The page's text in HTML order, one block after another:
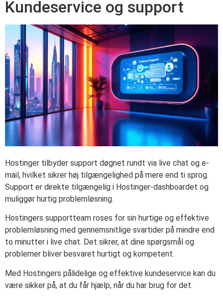
Kundeservice og support
Hostinger tilbyder support døgnet rundt via live chat og e-
mail, hvilket sikrer høj tilgængelighed på mere end ti sprog.
Support er direkte tilgængelig i Hostinger-dashboardet og
muliggør hurtig problemløsning.
Hostingers supportteam roses for sin hurtige og effektive
problemløsning med gennemsnitlige svartider på mindre end
to minutter i live chat. Det sikrer, at dine spørgsmål og
problemer bliver besvaret hurtigt og kompetent.
Med Hostingers pålidelige og effektive kundeservice kan du
være sikker på, at du får hjælp, når du har brug for det.